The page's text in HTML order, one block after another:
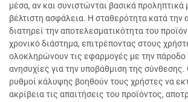
μέσα, αν και συνιστώνται βασικά προληπτικά
βέλτιστη ασφάλεια. Η σταθερότητα κατά την
διατηρεί την αποτελεσματικότητα του
χρονικό διάστημα, επιτρέποντας στους
ολοκληρώνουν τις εφαρμογές με την πάροδο
ανησυχίες για την υποβάθμιση της σύνθεσης.
ρυθμοί κάλυψης βοηθούν τους χρήστες να
ακρίβεια τις απαιτήσεις του προϊόντος,